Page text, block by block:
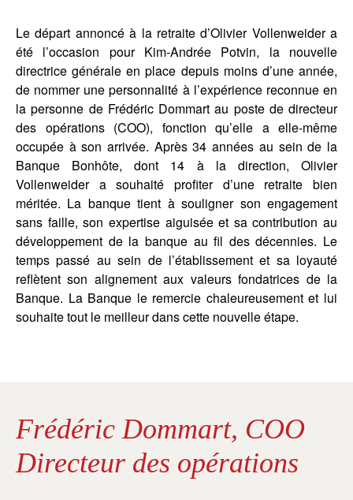
Le départ annoncé à la retraite d’Olivier Vollenweider a
été l’occasion pour Kim-Andrée Potvin, la nouvelle
directrice générale en place depuis moins d’une année,
de nommer une personnalité à l’expérience reconnue en
la personne de Frédéric Dommart au poste de directeur
des opérations (COO), fonction qu’elle a elle-même
occupée à son arrivée. Après 34 années au sein de la
Banque Bonhôte, dont 14 à la direction, Olivier
Vollenweider a souhaité profiter d’une retraite bien
méritée. La banque tient à souligner son engagement
sans faille, son expertise aiguisée et sa contribution au
développement de la banque au fil des décennies. Le
temps passé au sein de l’établissement et sa loyauté
reflètent son alignement aux valeurs fondatrices de la
Banque. La Banque le remercie chaleureusement et lui
souhaite tout le meilleur dans cette nouvelle étape.
Frédéric Dommart, COO
Directeur des opérations